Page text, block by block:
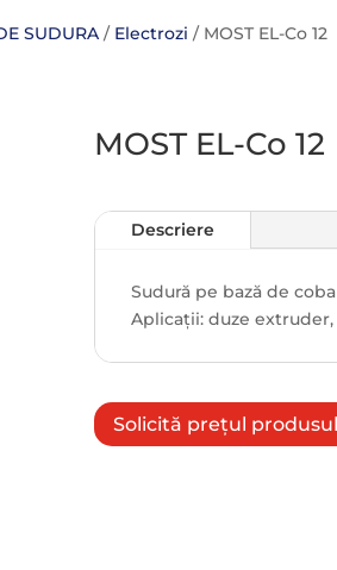
SUDURA / Electrozi / MOST EL-Co 12
MOST EL-Co 12
Descriere
Sudură pe bază de
Aplicații: duze extruder,
Solicită prețul